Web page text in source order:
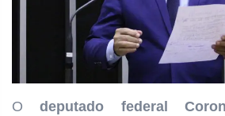
Odeputado federal